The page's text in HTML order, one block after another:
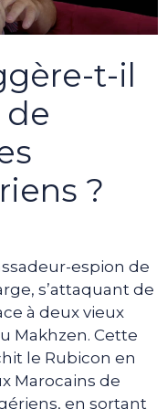
t-il
de
?
espion de
s’attaquant de
à deux vieux
Makhzen. Cette
le Rubicon en
Marocains de
en sortant